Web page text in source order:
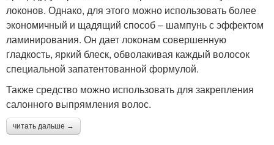
локонов. Однако, для этого можно использовать более
экономичный и щадящий способ – шампунь с эффектом
ламинирования. Он дает локонам совершенную
гладкость, яркий блеск, обволакивая каждый волосок
специальной запатентованной формулой.
Также средство можно использовать для закрепления
салонного выпрямления волос.
читать дальше →